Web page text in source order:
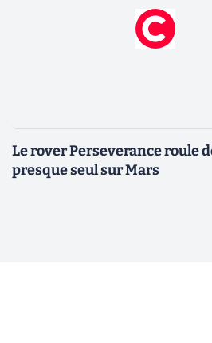
Le rover Perseverance roule
presque seul sur Mars